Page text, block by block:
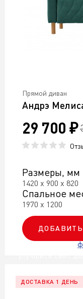
Прямой диван
Андрэ
29 700 ₽
Размеры, мм
1420 х 900 х 820
Спальное
1970 х 1200
ДОСТАВКА 1 ДЕНЬ
Мы используем